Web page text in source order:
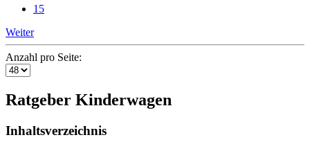
15
Weiter
Anzahl pro Seite:
Ratgeber Kinderwagen
Inhaltsverzeichnis